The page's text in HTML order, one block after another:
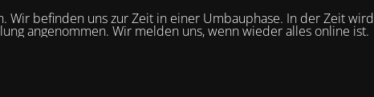
Wir befinden uns zur Zeit in einer Umbauphase. In der Zeit wird
angenommen. Wir melden uns, wenn wieder alles online ist.